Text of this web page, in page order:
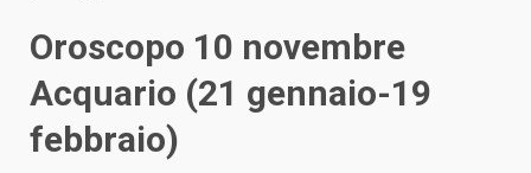
Oroscopo 10 novembre
Acquario (21 gennaio-19
febbraio)